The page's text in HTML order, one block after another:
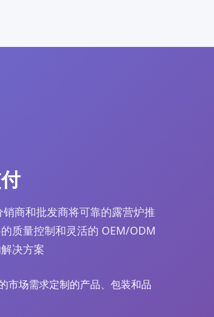
商和批发商将可靠的露营炉推
质量控制和灵活的 OEM/ODM
决方案
场需求定制的产品、包装和品